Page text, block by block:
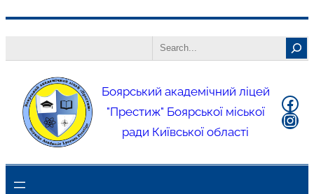
Боярський академічний ліцей
"Престиж" Боярської міської
ради Київської області